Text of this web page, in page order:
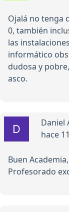
Ojalá no tenga
0, también
las
informático
dudosa y
asco.
Daniel
hace
Buen
Profesorado